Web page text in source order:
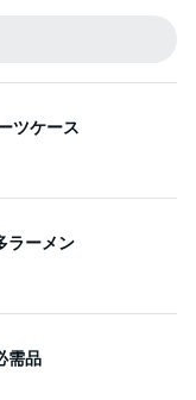
ツケース
ラーメン
需品